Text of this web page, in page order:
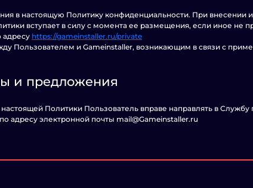
в настоящую Политику конфиденциальности. При внесении
вступает в силу с момента ее размещения, если иное
адресу https://gameinstaller.ru/private
Пользователем и Gameinstaller, возникающим в связи с
и предложения
Политики Пользователь вправе направлять в
адресу электронной почты mail@Gameinstaller.ru